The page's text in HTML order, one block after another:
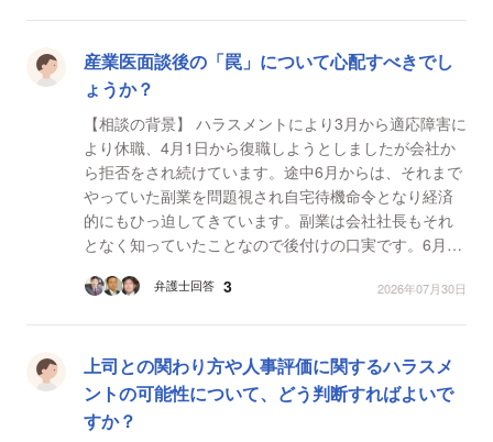
産業医面談後の「罠」について心配すべきでし
ょうか？
【相談の背景】 ハラスメントにより3月から適応障害に
より休職、4月1日から復職しようとしましたが会社か
ら拒否をされ続けています。途中6月からは、それまで
やっていた副業を問題視され自宅待機命令となり経済
的にもひっ迫してきています。副業は会社社長もそれ
となく知っていたことなので後付けの口実です。6月17
が続い...
弁護士回答 3 2026年07月30日
上司との関わり方や人事評価に関するハラスメ
ントの可能性について、どう判断すればよいで
すか？